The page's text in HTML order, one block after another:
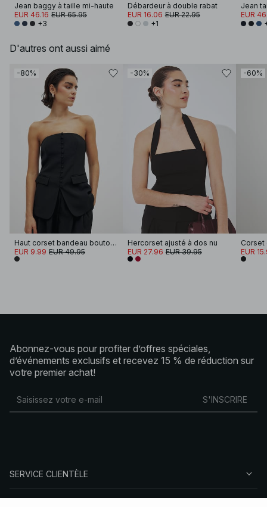
Jean baggy à taille mi-haute
EUR 46.16 EUR 65.95
+3
Débardeur à double rabat
EUR 16.06 EUR 22.95
+1
Jean
EUR
D'autres ont aussi aimé
-80%
Haut corset bandeau boutonné sur le devant
EUR 9.99 EUR 49.95
-30%
Hercorset ajusté à dos nu
EUR 27.96 EUR 39.95
-60%
EUR
Abonnez-vous pour profiter d’offres spéciales,
d’événements exclusifs et recevez 15 % de réduction sur
votre premier achat!
S'INSCRIRE
SERVICE CLIENTÈLE